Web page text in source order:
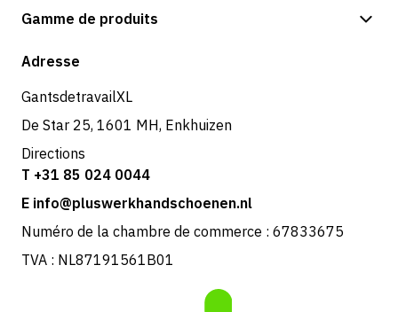
Options de paiement
Retours et service
Gamme de produits
Boutique
Adresse
GantsdetravailXL
De Star 25, 1601 MH, Enkhuizen
Directions
T +31 85 024 0044
E info@pluswerkhandschoenen.nl
Numéro de la chambre de commerce : 67833675
TVA : NL87191561B01